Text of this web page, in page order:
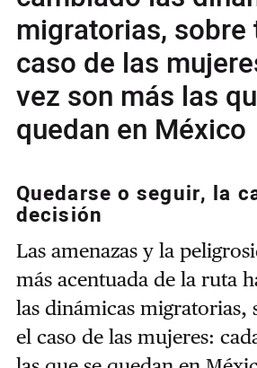
migratorias, sobre
caso de las
vez son más las
quedan en México
Quedarse o seguir, la
decisión
Las amenazas y la
más acentuada de la ruta
las dinámicas migratorias,
el caso de las mujeres: